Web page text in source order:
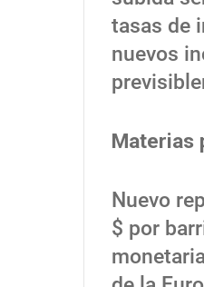
tasas de
nuevos
Materias
Nuevo
$ por